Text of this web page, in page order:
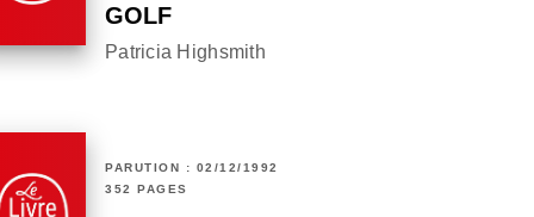
GOLF
Patricia Highsmith
PARUTION : 02/12/1992
352 PAGES